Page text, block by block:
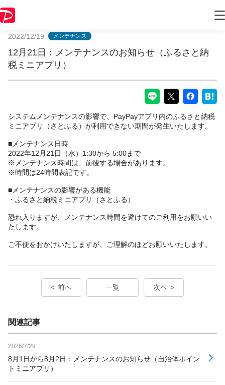
2022/12/19 メンテナンス
12月21日：メンテナンスのお知らせ（ふるさと納
税ミニアプリ）
システムメンテナンスの影響で、PayPayアプリ内のふるさと納税
ミニアプリ（さとふる）が利用できない期間が発生いたします。
■メンテナンス日時
2022年12月21日（水）1:30から 5:00まで
※メンテナンス時間は、前後する場合があります。
※時間は24時間表記です。
■メンテナンスの影響がある機能
・ふるさと納税ミニアプリ（さとふる）
恐れ入りますが、メンテナンス時間を避けてのご利用をお願いい
たします。
ご不便をおかけいたしますが、ご理解のほどお願いいたします。
前へ 一覧 次へ
関連記事
2026/7/29
8月1日から8月2日：メンテナンスのお知らせ（自治体ポイン
トミニアプリ）